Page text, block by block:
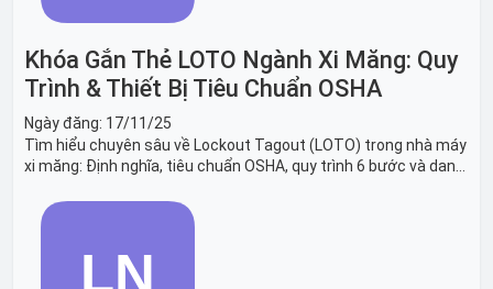
Khóa Gắn Thẻ LOTO Ngành Xi Măng: Quy
Trình & Thiết Bị Tiêu Chuẩn OSHA
Ngày đăng: 17/11/25
Tìm hiểu chuyên sâu về Lockout Tagout (LOTO) trong nhà máy
xi măng: Định nghĩa, tiêu chuẩn OSHA, quy trình 6 bước và danh
nghiền an toàn.